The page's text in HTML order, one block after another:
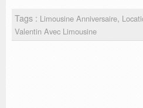
Tags : Limousine Anniversaire,
Valentin Avec Limousine